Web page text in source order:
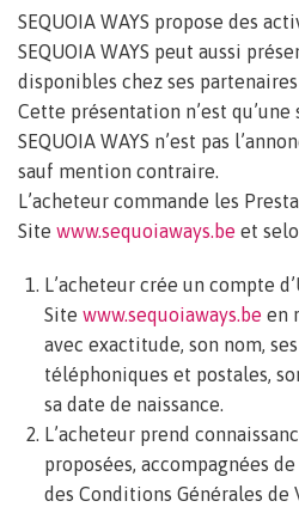
SEQUOIA WAYS propose des
SEQUOIA WAYS peut aussi
disponibles chez ses
Cette présentation n’est
SEQUOIA WAYS n’est pas
sauf mention contraire.
L’acheteur commande les
Site www.sequoiaways.be et
L’acheteur crée un compte
Sitewww.sequoiaways.be en
avec exactitude, son nom,
téléphoniques et postales,
sa date de naissance.
L’acheteur prend
proposées, accompagnées
des Conditions Générales de